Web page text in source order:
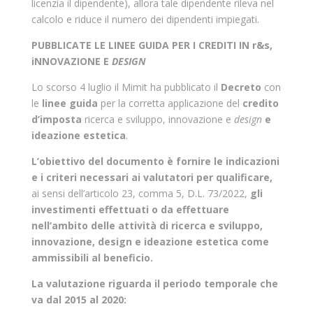
licenzia il dipendente), allora tale dipendente rileva nel
calcolo e riduce il numero dei dipendenti impiegati.
PUBBLICATE LE LINEE GUIDA PER I CREDITI IN r&s,
iNNOVAZIONE E DESIGN
Lo scorso 4 luglio il Mimit ha pubblicato il Decreto con
le linee guida per la corretta applicazione del credito
d’imposta ricerca e sviluppo, innovazione e design e
ideazione estetica.
L’obiettivo del documento è fornire le indicazioni
e i criteri necessari ai valutatori per qualificare,
ai sensi dell’articolo 23, comma 5, D.L. 73/2022, gli
investimenti effettuati o da effettuare
nell’ambito delle attività di ricerca e sviluppo,
innovazione, design e ideazione estetica come
ammissibili al beneficio.
La valutazione riguarda il periodo temporale che
va dal 2015 al 2020: